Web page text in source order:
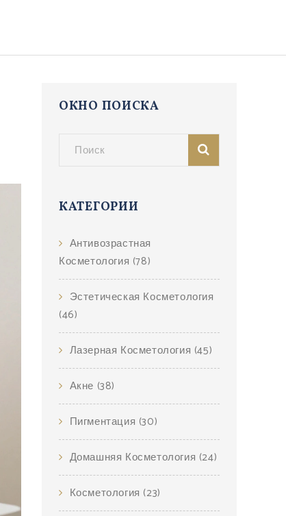
ОКНО ПОИСКА
КАТЕГОРИИ
Антивозрастная
Косметология (78)
Эстетическая Косметология
(46)
Лазерная Косметология (45)
Акне (38)
Пигментация (30)
Домашняя Косметология (24)
Косметология (23)